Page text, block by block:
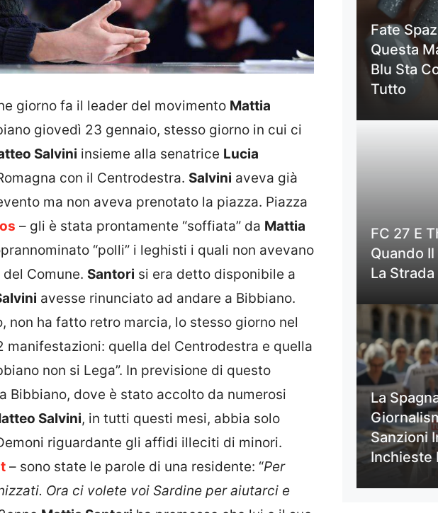
giorno fa il leader del movimento Mattia
giovedì 23 gennaio, stesso giorno in cui ci
Salvini insieme alla senatrice Lucia
con il Centrodestra. Salvini aveva già
ma non aveva prenotato la piazza. Piazza
– gli è stata prontamente “soffiata” da Mattia
“polli” i leghisti i quali non avevano
Comune. Santori si era detto disponibile a
avesse rinunciato ad andare a Bibbiano.
non ha fatto retro marcia, lo stesso giorno nel
manifestazioni: quella del Centrodestra e quella
non si Lega”. In previsione di questo
Bibbiano, dove è stato accolto da numerosi
Salvini, in tutti questi mesi, abbia solo
riguardante gli affidi illeciti di minori.
– sono state le parole di una residente: “Per
Ora ci volete voi Sardine per aiutarci e
Fate
Questa
Blu Sta
Tutto
FC 27 E
Quando
La
La
Sanzioni
Inchieste